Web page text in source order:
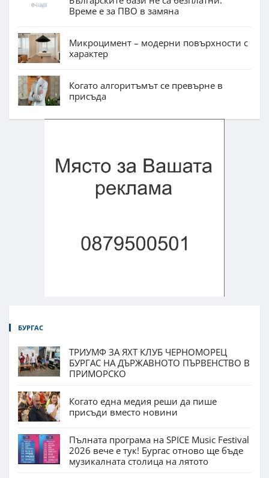
Време е за ПВО в замяна
Микроцимент – модерни повърхности с
характер
Когато алгоритъмът се превърне в
присъда
БУРГАС
ТРИУМФ ЗА ЯХТ КЛУБ ЧЕРНОМОРЕЦ
БУРГАС НА ДЪРЖАВНОТО ПЪРВЕНСТВО В
ПРИМОРСКО
Когато една медия реши да пише
присъди вместо новини
Пълната програма на SPICE Music Festival
2026 вече е тук! Бургас отново ще бъде
музикалната столица на лятото